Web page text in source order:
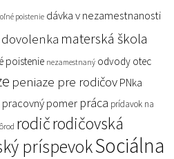
poistenie dávka v nezamestnanosti
materská škola
poistenie nezamestnaný odvody otec
peniaze pre rodičov PNka
pracovný pomer práca prídavok na
rodičrodičovská
príspevokSociálna